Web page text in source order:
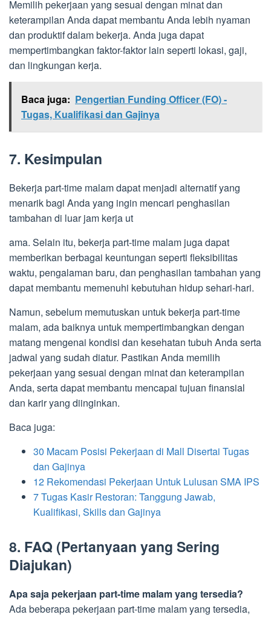
Memilih pekerjaan yang sesuai dengan minat dan
keterampilan Anda dapat membantu Anda lebih nyaman
dan produktif dalam bekerja. Anda juga dapat
mempertimbangkan faktor-faktor lain seperti lokasi, gaji,
dan lingkungan kerja.
Baca juga: Pengertian Funding Officer (FO) -
Tugas, Kualifikasi dan Gajinya
7. Kesimpulan
Bekerja part-time malam dapat menjadi alternatif yang
menarik bagi Anda yang ingin mencari penghasilan
tambahan di luar jam kerja ut
ama. Selain itu, bekerja part-time malam juga dapat
memberikan berbagai keuntungan seperti fleksibilitas
waktu, pengalaman baru, dan penghasilan tambahan yang
dapat membantu memenuhi kebutuhan hidup sehari-hari.
Namun, sebelum memutuskan untuk bekerja part-time
malam, ada baiknya untuk mempertimbangkan dengan
matang mengenai kondisi dan kesehatan tubuh Anda serta
jadwal yang sudah diatur. Pastikan Anda memilih
pekerjaan yang sesuai dengan minat dan keterampilan
Anda, serta dapat membantu mencapai tujuan finansial
dan karir yang diinginkan.
Baca juga:
30 Macam Posisi Pekerjaan di Mall Disertai Tugas
dan Gajinya
12 Rekomendasi Pekerjaan Untuk Lulusan SMA IPS
7 Tugas Kasir Restoran: Tanggung Jawab,
Kualifikasi, Skills dan Gajinya
8. FAQ (Pertanyaan yang Sering
Diajukan)
Apa saja pekerjaan part-time malam yang tersedia?
Ada beberapa pekerjaan part-time malam yang tersedia,